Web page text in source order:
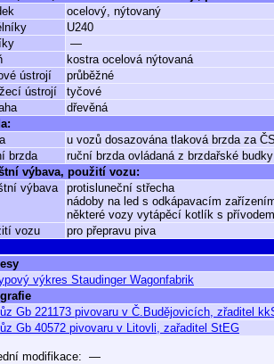
ocelový, nýtovaný
U240
—
kostra ocelová nýtovaná
ústrojí
průběžné
ústrojí
tyčové
dřevěná
u vozů dosazována tlaková brzda za
brzda
ruční brzda ovládaná z brzdařské budky
výbava, použití vozu:
výbava
protisluneční střecha
nádoby na led s odkápavacím
některé vozy vytápěcí kotlík s
vozu
pro přepravu piva
výkres Staudinger Wagonfabrik
Gb 221173 pivovaru v Č.Budějovicích, zřaditel
Gb 40572 pivovaru v Litovli, zařaditel StEG
modifikace: —